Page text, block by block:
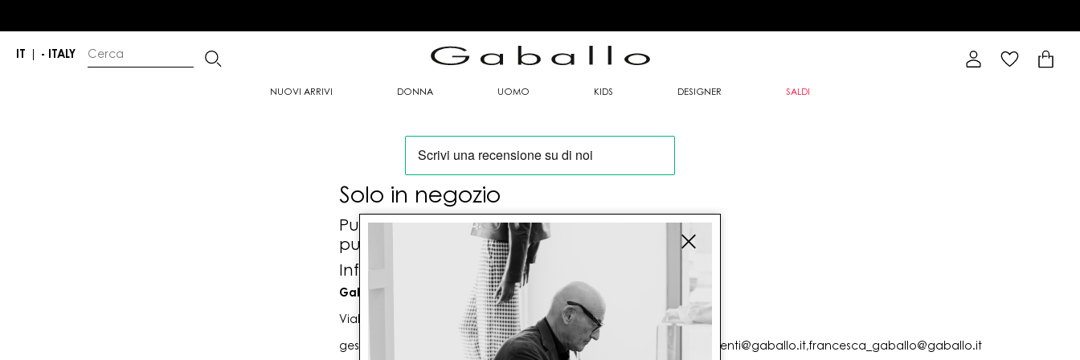
IT - ITALY
NUOVI ARRIVI DONNA UOMO KIDS DESIGNER SALDI
Solo in negozio
Puoi trovare questo articolo solo presso i nostri
punti vendita:
Info contatti
Gaballo Mario srl
Viale G. Matteotti n. 23 00053 Civitavecchia (RM)
gestioneordini@gaballo.it,customercare@sellmasters.it,assistenzaclienti@gaballo.it,francesca_gaballo@gaballo.it